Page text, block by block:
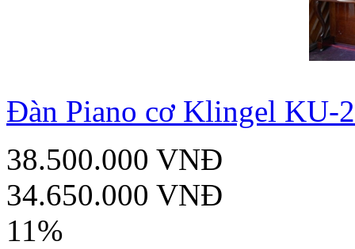
Đàn Piano cơ Klingel KU-
38.500.000 VNĐ
34.650.000 VNĐ
11%